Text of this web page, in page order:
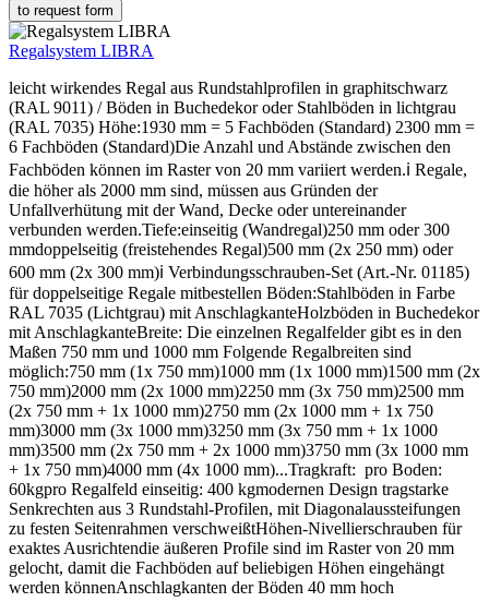
to request form
Regalsystem LIBRA
leicht wirkendes Regal aus Rundstahlprofilen in graphitschwarz
(RAL 9011) / Böden in Buchedekor oder Stahlböden in lichtgrau
(RAL 7035) Höhe:1930 mm = 5 Fachböden (Standard) 2300 mm =
6 Fachböden (Standard)Die Anzahl und Abstände zwischen den
Fachböden können im Raster von 20 mm variiert werden.ℹ Regale,
die höher als 2000 mm sind, müssen aus Gründen der
Unfallverhütung mit der Wand, Decke oder untereinander
verbunden werden.Tiefe:einseitig (Wandregal)250 mm oder 300
mmdoppelseitig (freistehendes Regal)500 mm (2x 250 mm) oder
600 mm (2x 300 mm)ℹ Verbindungsschrauben-Set (Art.-Nr. 01185)
für doppelseitige Regale mitbestellen Böden:Stahlböden in Farbe
RAL 7035 (Lichtgrau) mit AnschlagkanteHolzböden in Buchedekor
mit AnschlagkanteBreite: Die einzelnen Regalfelder gibt es in den
Maßen 750 mm und 1000 mm Folgende Regalbreiten sind
möglich:750 mm (1x 750 mm)1000 mm (1x 1000 mm)1500 mm (2x
750 mm)2000 mm (2x 1000 mm)2250 mm (3x 750 mm)2500 mm
(2x 750 mm + 1x 1000 mm)2750 mm (2x 1000 mm + 1x 750
mm)3000 mm (3x 1000 mm)3250 mm (3x 750 mm + 1x 1000
mm)3500 mm (2x 750 mm + 2x 1000 mm)3750 mm (3x 1000 mm
+ 1x 750 mm)4000 mm (4x 1000 mm)...Tragkraft: pro Boden:
60kgpro Regalfeld einseitig: 400 kgmodernen Design tragstarke
Senkrechten aus 3 Rundstahl-Profilen, mit Diagonalaussteifungen
zu festen Seitenrahmen verschweißtHöhen-Nivellierschrauben für
exaktes Ausrichtendie äußeren Profile sind im Raster von 20 mm
gelocht, damit die Fachböden auf beliebigen Höhen eingehängt
werden könnenAnschlagkanten der Böden 40 mm hoch